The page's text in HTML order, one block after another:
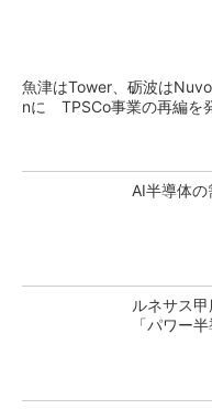
魚津はTower、砺波は
nに TPSCo事業の再編を
AI半導体
ルネサス
「パワー